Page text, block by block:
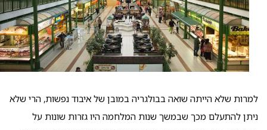
למרות שלא הייתה שואה בבולגריה במובן של איבוד נפשות, הרי שלא
ניתן להתעלם מכך שבמשך שנות המלחמה היו גזרות שונות על